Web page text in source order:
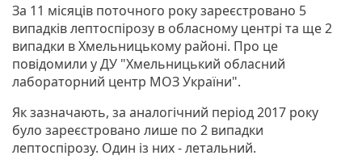
За 11 місяців поточного року зареєстровано 5
випадків лептоспірозу в обласному центрі та ще 2
випадки в Хмельницькому районі. Про це
повідомили у ДУ "Хмельницький обласний
лабораторний центр МОЗ України".
Як зазначають, за аналогічний період 2017 року
було зареєстровано лише по 2 випадки
лептоспірозу. Один із них - летальний.